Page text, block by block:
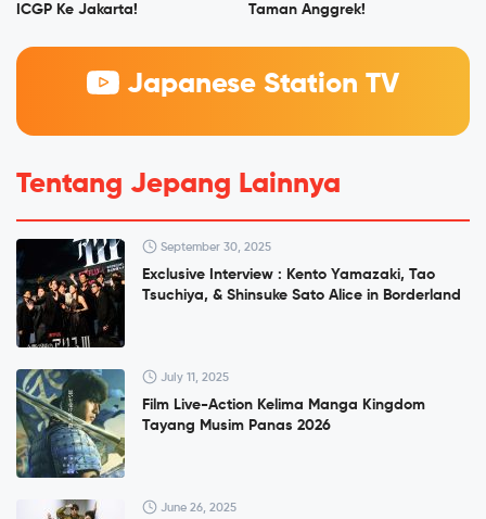
ICGP Ke Jakarta!
Taman Anggrek!
Japanese Station TV
Tentang Jepang Lainnya
September 30, 2025
Exclusive Interview : Kento Yamazaki, Tao
Tsuchiya, & Shinsuke Sato Alice in Borderland
July 11, 2025
Film Live-Action Kelima Manga Kingdom
Tayang Musim Panas 2026
June 26, 2025